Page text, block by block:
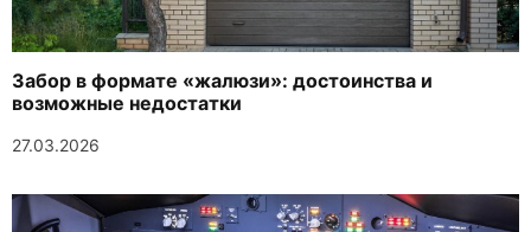
Забор в формате «жалюзи»: достоинства и
возможные недостатки
27.03.2026